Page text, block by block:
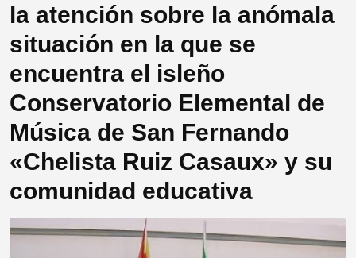
la atención sobre la anómala
situación en la que se
encuentra el isleño
Conservatorio Elemental de
Música de San Fernando
«Chelista Ruiz Casaux» y su
comunidad educativa